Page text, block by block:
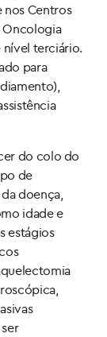
nos Centros
Oncologia
nível terciário.
para
do colo do
de
doença,
idade e
estágios